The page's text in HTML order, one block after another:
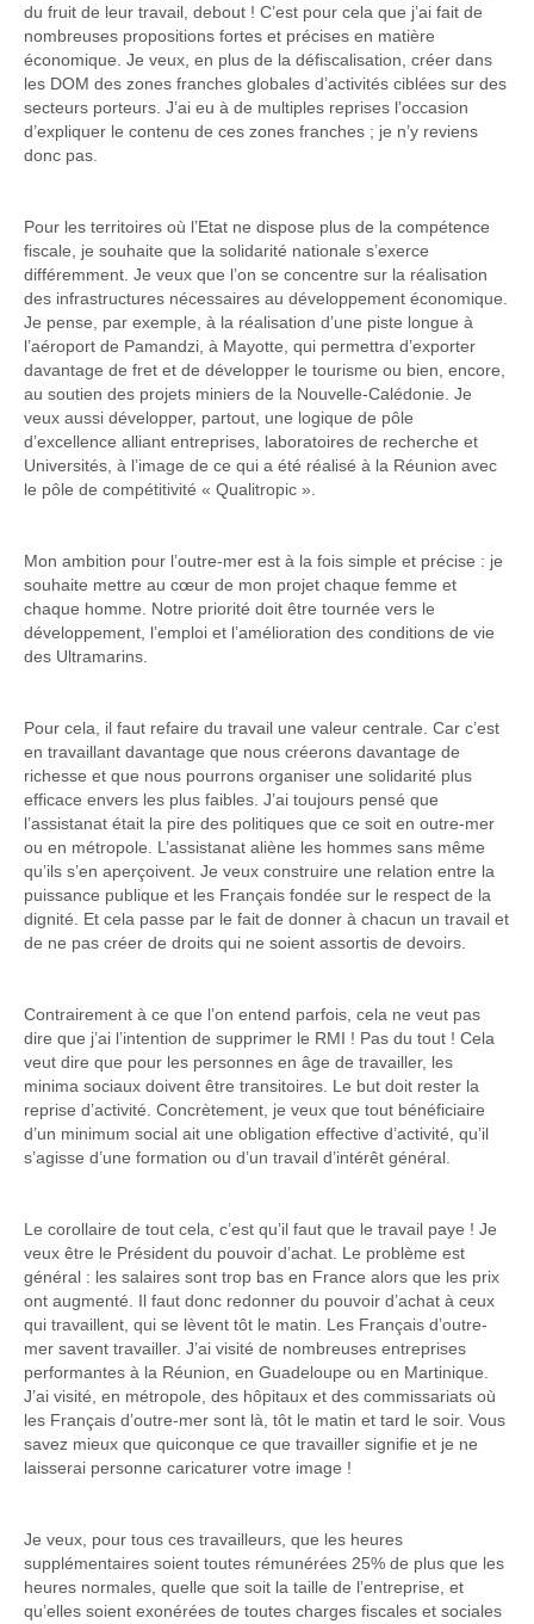
du fruit de leur travail, debout ! C’est pour cela que j’ai fait de
nombreuses propositions fortes et précises en matière
économique. Je veux, en plus de la défiscalisation, créer dans
les DOM des zones franches globales d’activités ciblées sur des
secteurs porteurs. J’ai eu à de multiples reprises l’occasion
d’expliquer le contenu de ces zones franches ; je n’y reviens
donc pas.
Pour les territoires où l’Etat ne dispose plus de la compétence
fiscale, je souhaite que la solidarité nationale s’exerce
différemment. Je veux que l’on se concentre sur la réalisation
des infrastructures nécessaires au développement économique.
Je pense, par exemple, à la réalisation d’une piste longue à
l’aéroport de Pamandzi, à Mayotte, qui permettra d’exporter
davantage de fret et de développer le tourisme ou bien, encore,
au soutien des projets miniers de la Nouvelle-Calédonie. Je
veux aussi développer, partout, une logique de pôle
d’excellence alliant entreprises, laboratoires de recherche et
Universités, à l’image de ce qui a été réalisé à la Réunion avec
le pôle de compétitivité « Qualitropic ».
Mon ambition pour l’outre-mer est à la fois simple et précise : je
souhaite mettre au cœur de mon projet chaque femme et
chaque homme. Notre priorité doit être tournée vers le
développement, l’emploi et l’amélioration des conditions de vie
des Ultramarins.
Pour cela, il faut refaire du travail une valeur centrale. Car c’est
en travaillant davantage que nous créerons davantage de
richesse et que nous pourrons organiser une solidarité plus
efficace envers les plus faibles. J’ai toujours pensé que
l’assistanat était la pire des politiques que ce soit en outre-mer
ou en métropole. L’assistanat aliène les hommes sans même
qu’ils s’en aperçoivent. Je veux construire une relation entre la
puissance publique et les Français fondée sur le respect de la
dignité. Et cela passe par le fait de donner à chacun un travail et
de ne pas créer de droits qui ne soient assortis de devoirs.
Contrairement à ce que l’on entend parfois, cela ne veut pas
dire que j’ai l’intention de supprimer le RMI ! Pas du tout ! Cela
veut dire que pour les personnes en âge de travailler, les
minima sociaux doivent être transitoires. Le but doit rester la
reprise d’activité. Concrètement, je veux que tout bénéficiaire
d’un minimum social ait une obligation effective d’activité, qu’il
s’agisse d’une formation ou d’un travail d’intérêt général.
Le corollaire de tout cela, c’est qu’il faut que le travail paye ! Je
veux être le Président du pouvoir d’achat. Le problème est
général : les salaires sont trop bas en France alors que les prix
ont augmenté. Il faut donc redonner du pouvoir d’achat à ceux
qui travaillent, qui se lèvent tôt le matin. Les Français d’outre-
mer savent travailler. J’ai visité de nombreuses entreprises
performantes à la Réunion, en Guadeloupe ou en Martinique.
J’ai visité, en métropole, des hôpitaux et des commissariats où
les Français d’outre-mer sont là, tôt le matin et tard le soir. Vous
savez mieux que quiconque ce que travailler signifie et je ne
laisserai personne caricaturer votre image !
Je veux, pour tous ces travailleurs, que les heures
supplémentaires soient toutes rémunérées 25% de plus que les
heures normales, quelle que soit la taille de l’entreprise, et
qu’elles soient exonérées de toutes charges fiscales et sociales